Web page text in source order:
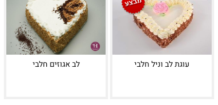
עוגת לב וניל חלבי לב אגוזים חלבי